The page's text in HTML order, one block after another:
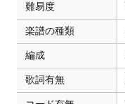
難易度
楽譜の種類
編成
歌詞有無